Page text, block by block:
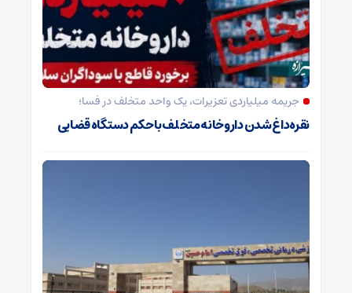
جریمه میلیاردی تعزیرات، یک واحد متخلف در فسا؛
نقره‌داغ شدن داروخانه متخلف با حکم دستگاه قضایی